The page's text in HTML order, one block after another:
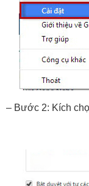
– Bước 2: Kích